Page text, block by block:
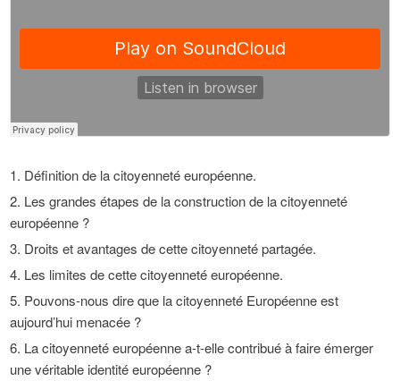
Définition de la citoyenneté européenne.
Les grandes étapes de la construction de la citoyenneté
européenne ?
Droits et avantages de cette citoyenneté partagée.
Les limites de cette citoyenneté européenne.
Pouvons-nous dire que la citoyenneté Européenne est
aujourd’hui menacée ?
La citoyenneté européenne a-t-elle contribué à faire émerger
une véritable identité européenne ?